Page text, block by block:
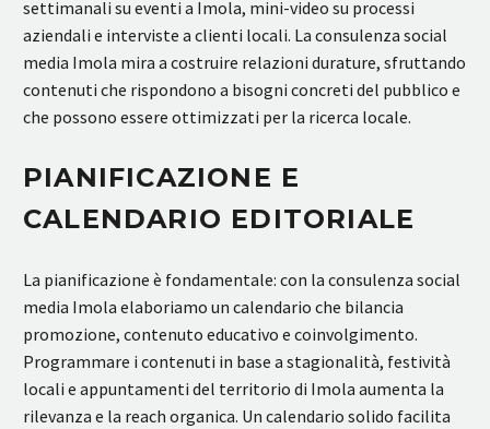
settimanali su eventi a Imola, mini-video su processi
aziendali e interviste a clienti locali. La consulenza social
media Imola mira a costruire relazioni durature, sfruttando
contenuti che rispondono a bisogni concreti del pubblico e
che possono essere ottimizzati per la ricerca locale.
PIANIFICAZIONE E
CALENDARIO EDITORIALE
La pianificazione è fondamentale: con la consulenza social
media Imola elaboriamo un calendario che bilancia
promozione, contenuto educativo e coinvolgimento.
Programmare i contenuti in base a stagionalità, festività
locali e appuntamenti del territorio di Imola aumenta la
rilevanza e la reach organica. Un calendario solido facilita